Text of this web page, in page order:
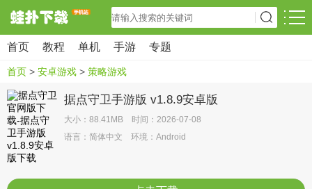
首页 教程 单机 手游 专题
首页 > 安卓游戏 > 策略游戏
据点守卫手游版 v1.8.9安卓版
大小：88.41MB 时间：2026-07-08
语言：简体中文 环境：Android